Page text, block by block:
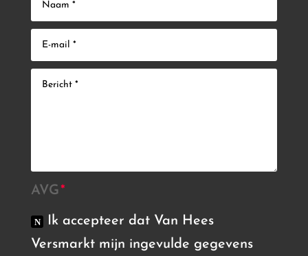
AVG
Ik accepteer dat Van Hees
Versmarkt mijn ingevulde gegevens